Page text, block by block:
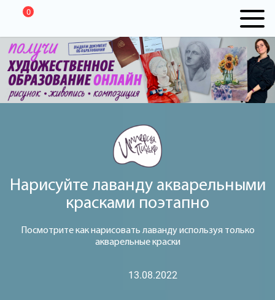
0
Нарисуйте лаванду акварельными
красками поэтапно
Посмотрите как нарисовать лаванду используя только
акварельные краски
13.08.2022